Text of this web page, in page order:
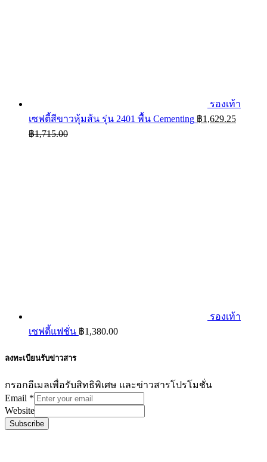
รองเท้า
เซฟตี้สีขาวหุ้มส้น รุ่น 2401 พื้น Cementing ฿1,629.25
฿1,715.00
รองเท้า
เซฟตี้แฟชั่น ฿1,380.00
ลงทะเบียนรับข่าวสาร
กรอกอีเมลเพื่อรับสิทธิพิเศษ และข่าวสารโปรโมชั่น
Email *
Website
Subscribe